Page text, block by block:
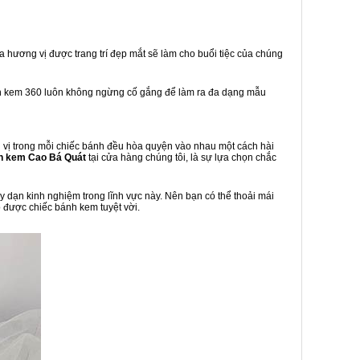
vị được trang trí đẹp mắt sẽ làm cho buổi tiệc của chúng
kem 360 luôn không ngừng cố gắng để làm ra đa dạng mẫu
trong mỗi chiếc bánh đều hòa quyện vào nhau một cách hài
kem Cao Bá Quát tại cửa hàng chúng tôi, là sự lựa chọn chắc
kinh nghiệm trong lĩnh vực này. Nên bạn có thể thoải mái
được chiếc bánh kem tuyệt vời.